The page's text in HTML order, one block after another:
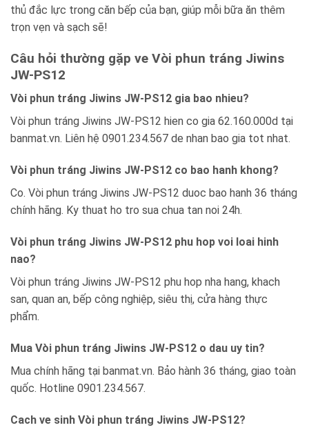
thủ đắc lực trong căn bếp của bạn, giúp mỗi bữa ăn thêm
trọn vẹn và sạch sẽ!
Câu hỏi thường gặp ve Vòi phun tráng Jiwins
JW-PS12
Vòi phun tráng Jiwins JW-PS12 gia bao nhieu?
Vòi phun tráng Jiwins JW-PS12 hien co gia 62.160.000d tại
banmat.vn. Liên hệ 0901.234.567 de nhan bao gia tot nhat.
Vòi phun tráng Jiwins JW-PS12 co bao hanh khong?
Co. Vòi phun tráng Jiwins JW-PS12 duoc bao hanh 36 tháng
chính hãng. Ky thuat ho tro sua chua tan noi 24h.
Vòi phun tráng Jiwins JW-PS12 phu hop voi loai hinh
nao?
Vòi phun tráng Jiwins JW-PS12 phu hop nha hang, khach
san, quan an, bếp công nghiệp, siêu thị, cửa hàng thực
phẩm.
Mua Vòi phun tráng Jiwins JW-PS12 o dau uy tin?
Mua chính hãng tại banmat.vn. Bảo hành 36 tháng, giao toàn
quốc. Hotline 0901.234.567.
Cach ve sinh Vòi phun tráng Jiwins JW-PS12?